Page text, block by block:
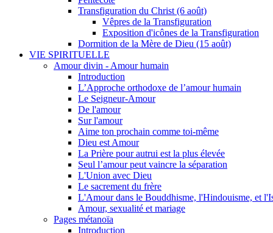
Transfiguration du Christ (6 août)
Vêpres de la Transfiguration
Exposition d'icônes de la Transfiguration
Dormition de la Mère de Dieu (15 août)
VIE SPIRITUELLE
Amour divin - Amour humain
Introduction
L’Approche orthodoxe de l’amour humain
Le Seigneur-Amour
De l'amour
Sur l'amour
Aime ton prochain comme toi-même
Dieu est Amour
La Prière pour autrui est la plus élevée
Seul l’amour peut vaincre la séparation
L'Union avec Dieu
Le sacrement du frère
L'Amour dans le Bouddhisme, l'Hindouisme, et
Amour, sexualité et mariage
Pages métanoïa
Introduction